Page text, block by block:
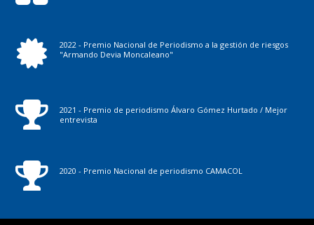
2022 - Premio Nacional de Periodismo a la gestión de riesgos
"Armando Devia Moncaleano"
2021 - Premio de periodismo Álvaro Gómez Hurtado / Mejor
entrevista
2020 - Premio Nacional de periodismo CAMACOL